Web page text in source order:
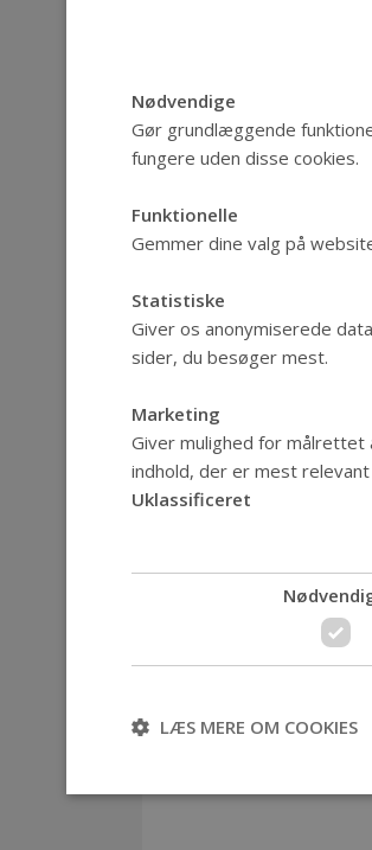
Nødvendige
Gør grundlæggende
fungere uden disse cookies.
Funktionelle
Gemmer dine valg på
Statistiske
Giver os anonymiserede
sider, du besøger mest.
Marketing
Giver mulighed for målrettet
indhold, der er mest
Uklassificeret
LÆS MERE OM COOKIES